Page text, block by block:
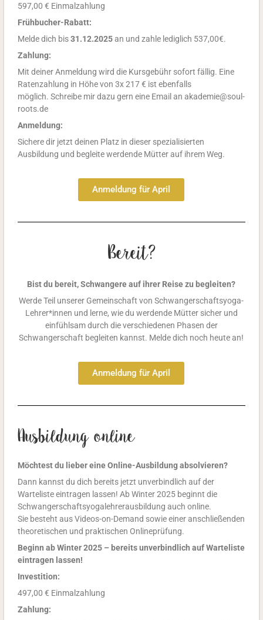
597,00 € Einmalzahlung
Frühbucher-Rabatt:
Melde dich bis31.12.2025an und zahle lediglich 537,00€.
Zahlung:
Mit deiner Anmeldung wird die Kursgebühr sofort fällig. Eine
Ratenzahlung in Höhe von 3x 217 € ist ebenfalls
möglich. Schreibe mir dazu gern eine Email an akademie@soul-
roots.de
Anmeldung:
Sichere dir jetzt deinen Platz in dieser spezialisierten
Ausbildung und begleite werdende Mütter auf ihrem Weg.
Anmeldung für April
Bereit?
Bist du bereit,Schwangere auf ihrer Reise zu begleiten?
Werde Teil unserer Gemeinschaft von Schwangerschaftsyoga-
Lehrer*innen und lerne, wie du werdende Mütter sicher und
einfühlsam durch die verschiedenen Phasen der
Schwangerschaft begleiten kannst. Melde dich noch heute an!
Anmeldung für April
Ausbildung online
Möchtest du lieber eine Online-Ausbildung absolvieren?
Dann kannst du dich bereits jetzt unverbindlich auf der
Warteliste eintragen lassen! Ab Winter 2025 beginnt die
Schwangerschaftsyogalehrerausbildung auch online.
Sie besteht aus Videos-on-Demand sowie einer anschließenden
theoretischen und praktischen Onlineprüfung.
Beginn ab Winter 2025 – bereits unverbindlich auf Warteliste
eintragen lassen!
Investition:
497,00 € Einmalzahlung
Zahlung: